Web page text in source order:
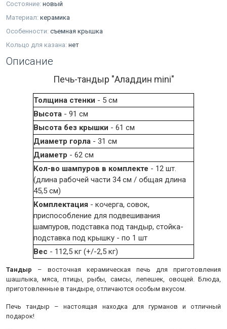
Состояние: новый
Материал: керамика
Особенности: съемная крышка
Кольцо для казана: нет
Описание
Печь-тандыр "Аладдин mini"
Толщина стенки - 5 см
Высота - 91 см
Высота без крышки - 61 см
Диаметр горла - 31 см
Диаметр - 62 см
Кол-во шампуров в комплекте - 12 шт.
(длина рабочей части 34 см / общая длина
45,5 см)
Комплектация - кочерга, совок,
приспособление для подвешивания
шампуров, подставка под тандыр, стойка-
подставка под крышку - по 1 шт
Вес - 112,5 кг (+/-2,5 кг)
Тандыр – восточная керамическая печь для приготовления
шашлыка, мяса, птицы, рыбы, самсы, лепешек, овощей. Блюда,
приготовленные в тандыре, отличаются особым вкусом.
Печь тандыр – настоящая находка для гурманов и отличный
подарок!